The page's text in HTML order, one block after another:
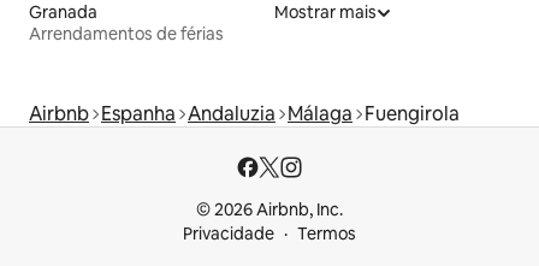
Granada
Arrendamentos de férias
Mostrar mais
Airbnb Espanha Andaluzia Málaga Fuengirola
© 2026 Airbnb, Inc.
Privacidade
Termos